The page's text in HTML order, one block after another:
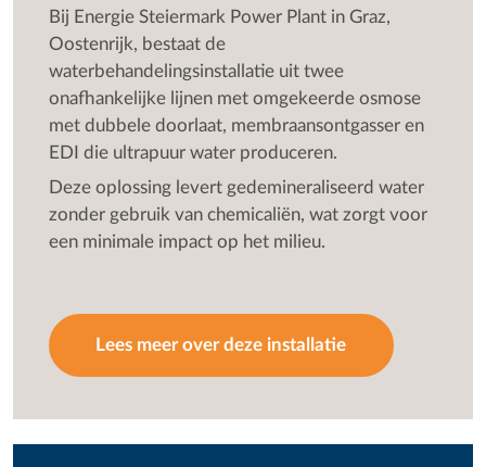
Bij Energie Steiermark Power Plant in Graz,
Oostenrijk, bestaat de
waterbehandelingsinstallatie uit twee
onafhankelijke lijnen met omgekeerde osmose
met dubbele doorlaat, membraansontgasser en
EDI die ultrapuur water produceren.
Deze oplossing levert gedemineraliseerd water
zonder gebruik van chemicaliën, wat zorgt voor
een minimale impact op het milieu.
Lees meer over deze installatie